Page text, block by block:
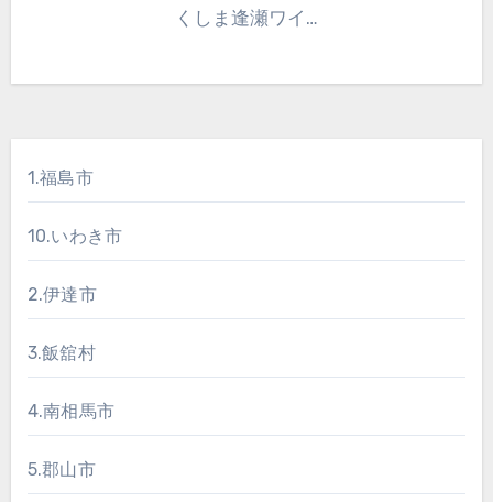
くしま逢瀬ワイ…
1.福島市
10.いわき市
2.伊達市
3.飯舘村
4.南相馬市
5.郡山市